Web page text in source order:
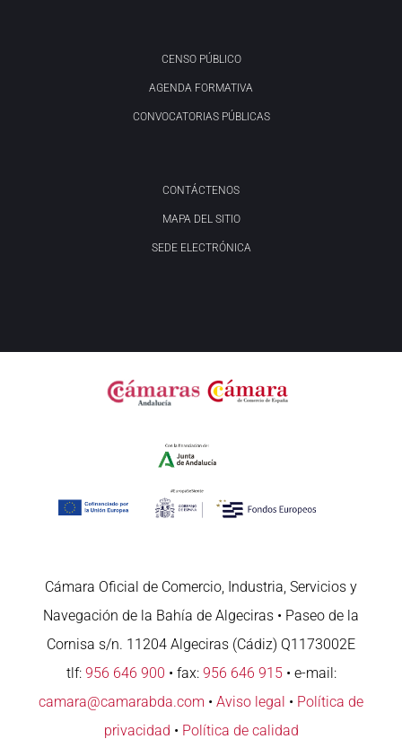
CENSO PÚBLICO
AGENDA FORMATIVA
CONVOCATORIAS PÚBLICAS
CONTÁCTENOS
MAPA DEL SITIO
SEDE ELECTRÓNICA
Cámara Oficial de Comercio, Industria, Servicios y
Navegación de la Bahía de Algeciras • Paseo de la
Cornisa s/n. 11204 Algeciras (Cádiz) Q1173002E
tlf: 956 646 900 • fax: 956 646 915• e-mail:
camara@camarabda.com • Aviso legal • Política de
privacidad • Política de calidad